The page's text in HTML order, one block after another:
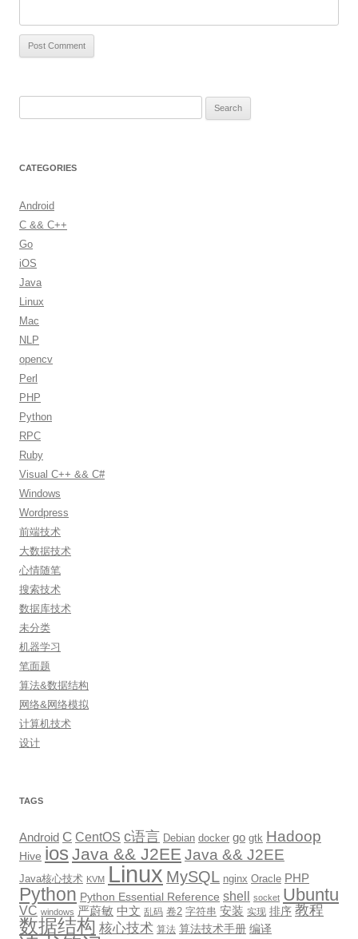
r
h
f
o
r
:
CATEGORIES
Android
C && C++
Go
iOS
Java
Linux
Mac
NLP
opencv
Perl
PHP
Python
RPC
Ruby
Visual C++ && C#
Windows
Wordpress
前端技术
大数据技术
心情随笔
搜索技术
数据库技术
未分类
机器学习
笔面题
算法&数据结构
网络&网络模拟
计算机技术
设计
TAGS
Android C CentOS c语言 Debian docker go gtk Hadoop
Hive ios Java && J2EE Java && J2EE
Java核心技术 KVM Linux MySQL nginx Oracle PHP
Python Python Essential Reference shell socket Ubuntu
VC windows 严蔚敏 中文 乱码 卷2 字符串 安装 实现 排序 教程
数据结构 核心技术 算法 算法技术手册 编译